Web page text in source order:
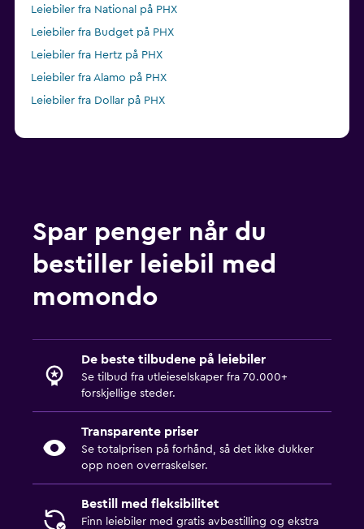
Leiebiler fra National på PHX
Leiebiler fra Budget på PHX
Leiebiler fra Hertz på PHX
Leiebiler fra Alamo på PHX
Leiebiler fra Dollar på PHX
Spar penger når du
bestiller leiebil med
momondo
De beste tilbudene på leiebiler
Se tilbud fra utleieselskaper fra 70.000+
forskjellige steder.
Transparente priser
Se totalprisen på forhånd, så det ikke dukker
opp noen overraskelser.
Bestill med fleksibilitet
Finn leiebiler med gratis avbestilling og ekstra